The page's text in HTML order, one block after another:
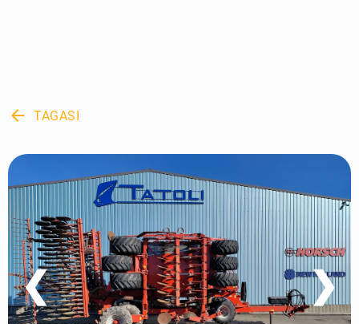
arrow_back TAGASI
❮ ❯